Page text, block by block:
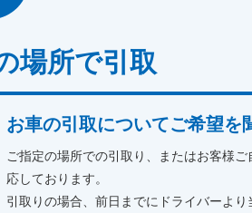
場所で引取
お車の引取についてご希望を
ご指定の場所での引取り、またはお客様
応しております。
引取りの場合、前日までにドライバーよ